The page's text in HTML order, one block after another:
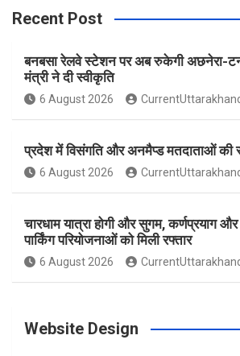
c
e
b
o
o
k
s
a
g
r
a
n
e
r
e
s
Recent Post
बनबसा रेलवे स्टेशन पर अब रुकेगी अछनेरा-
मंत्री ने दी स्वीकृति
6 August 2026
प्रदेश में विसंगति और अनमैप्ड मतदाताओं की
6 August 2026
चारधाम यात्रा होगी और सुगम, कर्णप्रयाग
पार्किंग परियोजनाओं को मिली रफ्तार
6 August 2026
Website Design